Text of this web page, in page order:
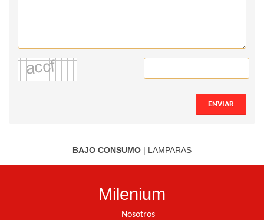
ENVIAR
BAJO CONSUMO | LAMPARAS
Milenium
Nosotros